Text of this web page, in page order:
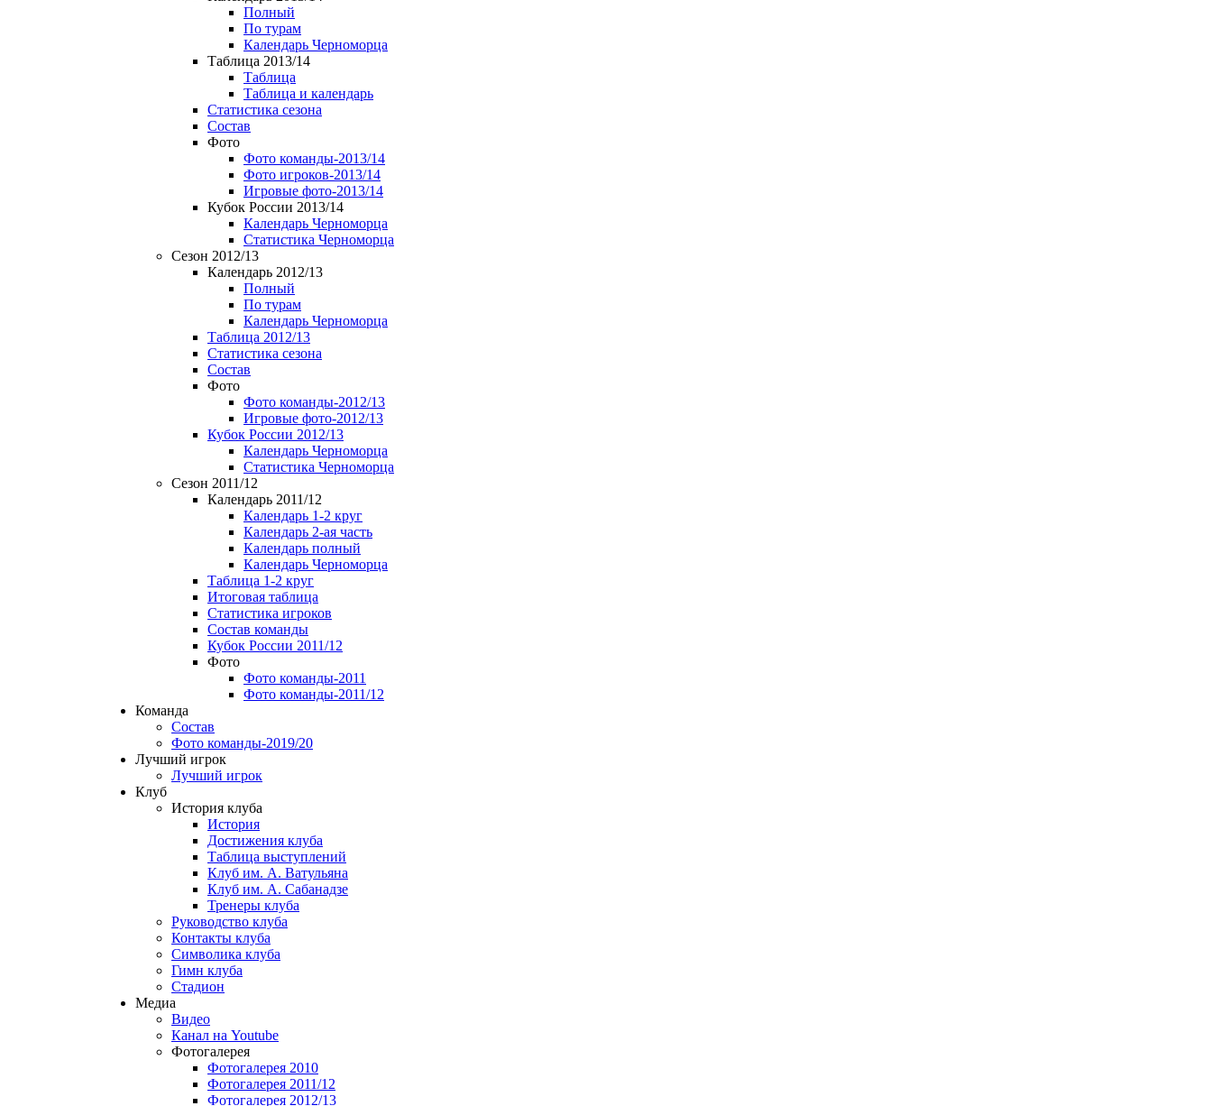
Полный
По турам
Календарь Черноморца
Таблица 2013/14
Таблица
Таблица и календарь
Статистика сезона
Состав
Фото
Фото команды-2013/14
Фото игроков-2013/14
Игровые фото-2013/14
Кубок России 2013/14
Календарь Черноморца
Статистика Черноморца
Сезон 2012/13
Календарь 2012/13
Полный
По турам
Календарь Черноморца
Таблица 2012/13
Статистика сезона
Состав
Фото
Фото команды-2012/13
Игровые фото-2012/13
Кубок России 2012/13
Календарь Черноморца
Статистика Черноморца
Сезон 2011/12
Календарь 2011/12
Календарь 1-2 круг
Календарь 2-ая часть
Календарь полный
Календарь Черноморца
Таблица 1-2 круг
Итоговая таблица
Статистика игроков
Состав команды
Кубок России 2011/12
Фото
Фото команды-2011
Фото команды-2011/12
Команда
Состав
Фото команды-2019/20
Лучший игрок
Лучший игрок
Клуб
История клуба
История
Достижения клуба
Таблица выступлений
Клуб им. А. Ватульяна
Клуб им. А. Сабанадзе
Тренеры клуба
Руководство клуба
Контакты клуба
Символика клуба
Гимн клуба
Стадион
Медиа
Видео
Канал на Youtube
Фотогалерея
Фотогалерея 2010
Фотогалерея 2011/12
Фотогалерея 2012/13